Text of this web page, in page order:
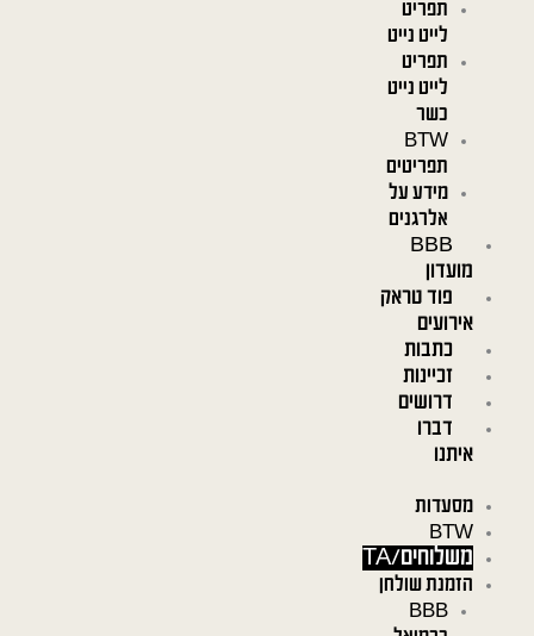
תפריט
לייט נייט
תפריט
לייט נייט
כשר
BTW
תפריטים
מידע על
אלרגנים
BBB
מועדון
פוד טראק
אירועים
כתבות
זכיינות
דרושים
דברו
איתנו
מסעדות
BTW
משלוחים/TA
הזמנת שולחן
BBB